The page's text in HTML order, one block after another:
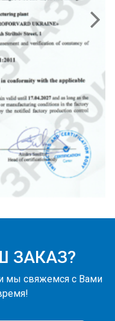
ЗАКАЗ?
мы свяжемся с Вами